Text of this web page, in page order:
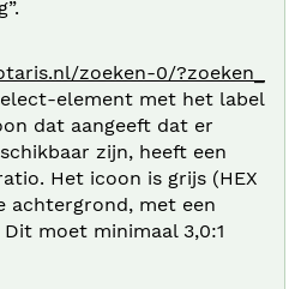
zoeken-0/?zoeken_
element met het label
dat aangeeft dat er
zijn, heeft een
Het icoon is grijs (HEX
achtergrond, met een
moet minimaal 3,0:1